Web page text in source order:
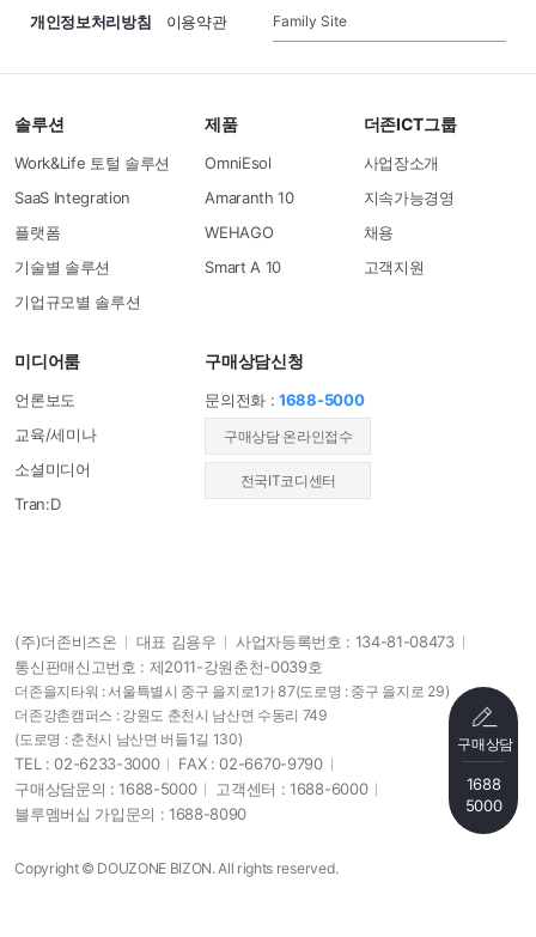
구매상담
1688
5000
개인정보처리방침 이용약관 Family Site
솔루션
Work&Life 토털 솔루션
SaaS Integration
플랫폼
기술별 솔루션
기업규모별 솔루션
제품
OmniEsol
Amaranth 10
WEHAGO
Smart A 10
더존ICT그룹
사업장소개
지속가능경영
채용
고객지원
미디어룸
언론보도
교육/세미나
소셜미디어
Tran:D
구매상담신청
문의전화 :1688-5000
​구매상담 온라인접수
전국IT코디센터
(주)더존비즈온 대표 김용우
사업자등록번호 : 134-81-08473
통신판매신고번호 : 제2011-강원춘천-0039호
더존을지타워 : 서울특별시 중구 을지로1가 87(도로명 : 중구 을지로 29)
더존강촌캠퍼스 : 강원도 춘천시 남산면 수동리 749
(도로명 : 춘천시 남산면 버들1길 130)
TEL : 02-6233-3000
FAX : 02-6670-9790
구매상담문의 : 1688-5000
고객센터 : 1688-6000
블루멤버십 가입문의 : 1688-8090
Copyright © DOUZONE BIZON. All rights reserved.